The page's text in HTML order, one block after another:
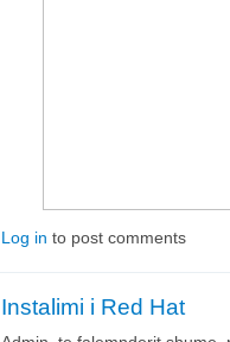
Log in to post comments
Instalimi i Red Hat